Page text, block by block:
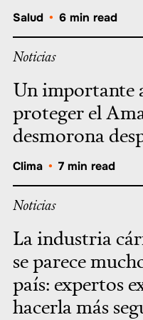
Salud • 6 min read
Noticias
Un importante
proteger el
desmorona
Clima • 7 min read
Noticias
La industria
se parece
país: expertos
hacerla más